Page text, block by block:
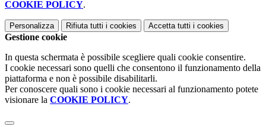
COOKIE POLICY.
Personalizza Rifiuta tutti i cookies Accetta tutti i cookies
Gestione cookie
In questa schermata è possibile scegliere quali cookie consentire.
I cookie necessari sono quelli che consentono il funzionamento della
piattaforma e non è possibile disabilitarli.
Per conoscere quali sono i cookie necessari al funzionamento potete
visionare la COOKIE POLICY.